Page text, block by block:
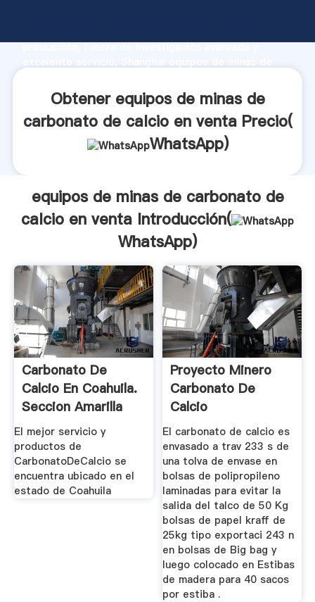
producción, fuerza de investigación avanzada y
y aporta valores a todos los clientes.
Obtener equipos de minas de
carbonato de calcio en venta Precio(
WhatsApp)
equipos de minas de carbonato de
calcio en venta Introducción(
WhatsApp)
Carbonato De
Calcio En Coahuila.
Seccion Amarilla
El mejor servicio y
productos de
CarbonatoDeCalcio se
encuentra ubicado en el
estado de Coahuila
Proyecto Minero
Carbonato De
Calcio
El carbonato de calcio es
envasado a trav 233 s de
una tolva de envase en
bolsas de polipropileno
laminadas para evitar la
salida del talco de 50 Kg
bolsas de papel kraff de
25kg tipo exportaci 243 n
en bolsas de Big bag y
luego colocado en Estibas
de madera para 40 sacos
por estiba .